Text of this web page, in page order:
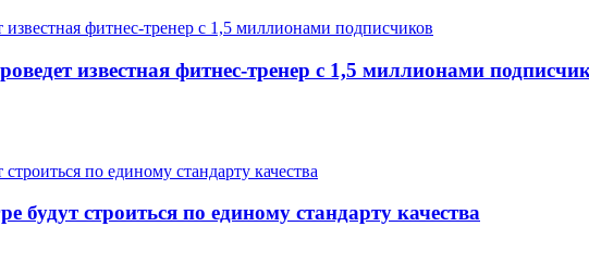
известная фитнес-тренер с 1,5 миллионами
строиться по единому стандарту качества